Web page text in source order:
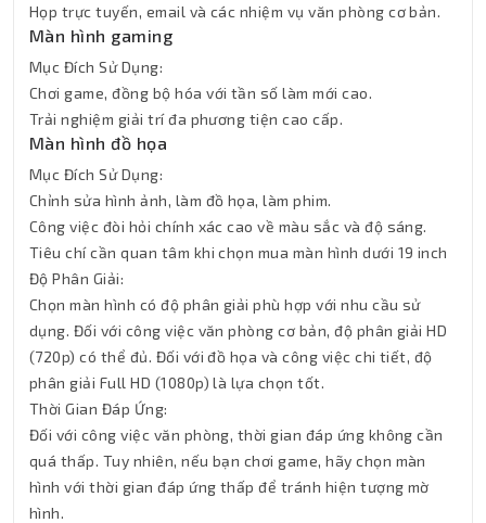
Họp trực tuyến, email và các nhiệm vụ văn phòng cơ bản.
Màn hình gaming
Mục Đích Sử Dụng:
Chơi game, đồng bộ hóa với tần số làm mới cao.
Trải nghiệm giải trí đa phương tiện cao cấp.
Màn hình đồ họa
Mục Đích Sử Dụng:
Chỉnh sửa hình ảnh, làm đồ họa, làm phim.
Công việc đòi hỏi chính xác cao về màu sắc và độ sáng.
Tiêu chí cần quan tâm khi chọn mua màn hình dưới 19 inch
Độ Phân Giải:
Chọn màn hình có độ phân giải phù hợp với nhu cầu sử
dụng. Đối với công việc văn phòng cơ bản, độ phân giải HD
(720p) có thể đủ. Đối với đồ họa và công việc chi tiết, độ
phân giải Full HD (1080p) là lựa chọn tốt.
Thời Gian Đáp Ứng:
Đối với công việc văn phòng, thời gian đáp ứng không cần
quá thấp. Tuy nhiên, nếu bạn chơi game, hãy chọn màn
hình với thời gian đáp ứng thấp để tránh hiện tượng mờ
hình.